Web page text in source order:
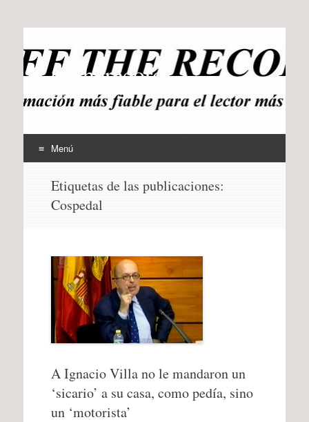
offtherecord
OTR
Menú
contenido
Etiquetas de las publicaciones:
Cospedal
A Ignacio Villa no le mandaron un
‘sicario’ a su casa, como pedía, sino
un ‘motorista’